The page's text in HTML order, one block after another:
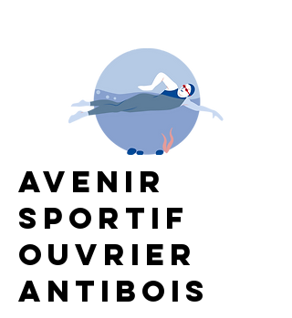
avenir
sportif
ouvrier
antibois